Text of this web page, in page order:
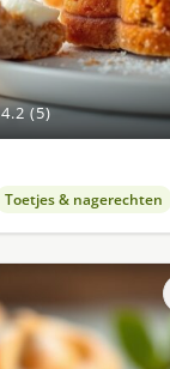
4.2 (5)
Toetjes & nagerechten